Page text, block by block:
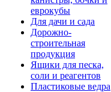
еврокубы
Для дачи и сада
Дорожно-
строительная
продукция
Ящики для песка,
соли и реагентов
Пластиковые ведра